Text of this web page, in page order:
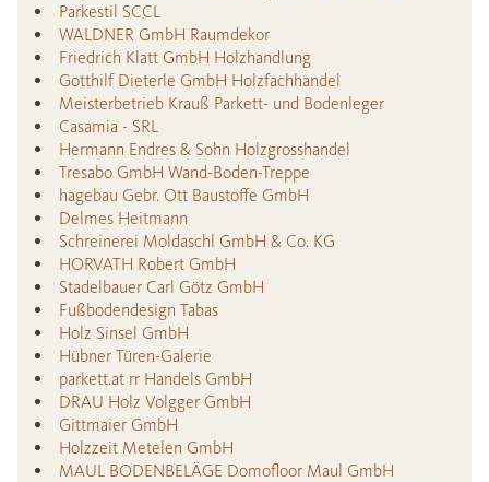
Parkestil SCCL
WALDNER GmbH Raumdekor
Friedrich Klatt GmbH Holzhandlung
Gotthilf Dieterle GmbH Holzfachhandel
Meisterbetrieb Krauß Parkett- und Bodenleger
Casamia - SRL
Hermann Endres & Sohn Holzgrosshandel
Tresabo GmbH Wand-Boden-Treppe
hagebau Gebr. Ott Baustoffe GmbH
Delmes Heitmann
Schreinerei Moldaschl GmbH & Co. KG
HORVATH Robert GmbH
Stadelbauer Carl Götz GmbH
Fußbodendesign Tabas
Holz Sinsel GmbH
Hübner Türen-Galerie
parkett.at rr Handels GmbH
DRAU Holz Volgger GmbH
Gittmaier GmbH
Holzzeit Metelen GmbH
MAUL BODENBELÄGE Domofloor Maul GmbH